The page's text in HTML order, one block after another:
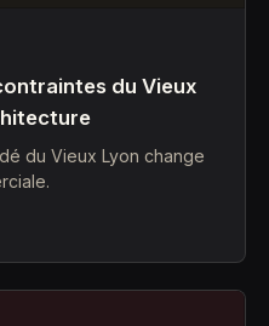
du Vieux
du Vieux Lyon change